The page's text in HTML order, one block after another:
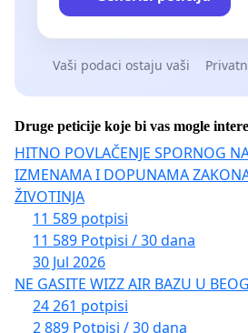
Vaši podaci ostaju vaši
Druge peticije koje bi vas mogle
HITNO POVLAČENJE SPORNOG
IZMENAMA I DOPUNAMA
ŽIVOTINJA
11 589 potpisi
11 589 Potpisi / 30 dana
30 Jul 2026
NE GASITE WIZZ AIR BAZU U
24 261 potpisi
2 889 Potpisi / 30 dana